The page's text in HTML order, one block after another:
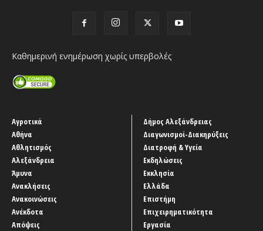
Καθημερινή ενημέρωση χωρίς υπερβολές
Αγροτικά
Αθήνα
Αθλητισμός
Αλεξάνδρεια
Άμυνα
Ανακλήσεις
Ανακοινώσεις
Ανέκδοτα
Απόψεις
Δήμος Αλεξάνδρειας
Διαγωνισμοί-Διακηρύξεις
Διατροφή & Υγεία
Εκδηλώσεις
Εκκλησία
Ελλάδα
Επιστήμη
Επιχειρηματικότητα
Εργασία